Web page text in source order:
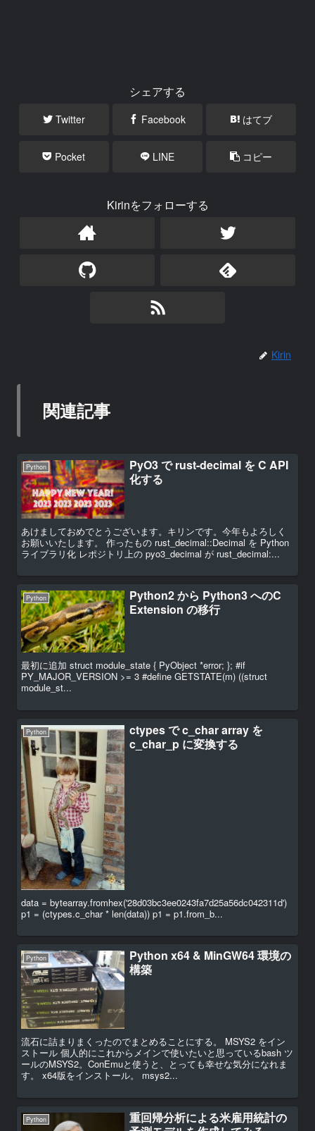
シェアする
Twitter Facebook はてブ
Pocket LINE コピー
Kirinをフォローする
Kirin
関連記事
Python
PyO3 で rust-decimal を C API
化する
あけましておめでとうございます。キリンです。今年もよろしく
お願いいたします。 作ったもの rust_decimal::Decimal を Python
ライブラリ化 レポジトリ上の pyo3_decimal が rust_decimal:...
Python
Python2 から Python3 へのC
Extension の移行
最初に追加 struct module_state { PyObject *error; }; #if
PY_MAJOR_VERSION >= 3 #define GETSTATE(m) ((struct
module_st...
Python
ctypes で c_char array を
c_char_p に変換する
data = bytearray.fromhex('28d03bc3ee0243fa7d25a56dc042311d')
p1 = (ctypes.c_char * len(data)) p1 = p1.from_b...
Python
Python x64 & MinGW64 環境の
構築
流石に詰まりまくったのでまとめることにする。 MSYS2 をイン
ストール 個人的にこれからメインで使いたいと思っているbash ツ
ールのMSYS2。ConEmuと使うと、とっても幸せな気分になれま
す。 x64版をインストール。 msys2...
Python
重回帰分析による米雇用統計の